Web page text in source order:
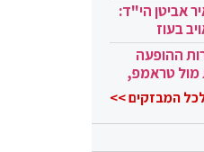
אביטן הי"ד:
בעוז
ההופעה
מול טראמפ,
המבזקים >>